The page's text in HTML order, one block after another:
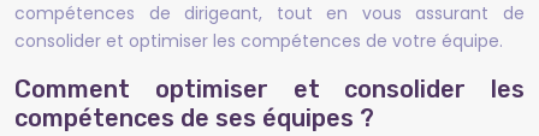
compétences de dirigeant, tout en vous assurant de
consolider et optimiser les compétences de votre équipe.
Comment optimiser et consolider les
compétences de ses équipes ?